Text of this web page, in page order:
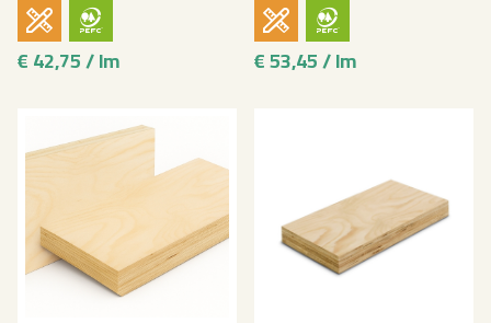
€ 42,75 / lm € 53,45 / lm